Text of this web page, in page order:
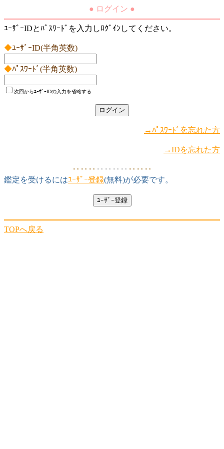
● ログイン ●
ﾕｰｻﾞｰIDとﾊﾟｽﾜｰﾄﾞを入力しﾛｸﾞｲﾝしてください。
◆ﾕｰｻﾞｰID(半角英数)
◆ﾊﾟｽﾜｰﾄﾞ(半角英数)
次回からﾕｰｻﾞｰIDの入力を省略する
→ﾊﾟｽﾜｰﾄﾞを忘れた方
→IDを忘れた方
‥‥‥ ‥‥‥‥ ‥‥‥
鑑定を受けるにはﾕｰｻﾞｰ登録(無料)が必要です。
TOPへ戻る